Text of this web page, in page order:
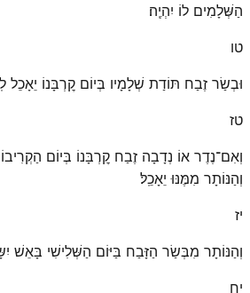
הַשְּׁלָמִים לוֹ יִהְיֶֽה׃
טו
וּבְשַׂר זֶבַח תּוֹדַת שְׁלָמָיו בְּיוֹם קׇרְבָּנוֹ יֵאָכֵל
טז
וְאִם־נֶדֶר אוֹ נְדָבָה זֶבַח קׇרְבָּנוֹ בְּיוֹם
וְהַנּוֹתָר מִמֶּנּוּ יֵאָכֵֽל׃
יז
וְהַנּוֹתָר מִבְּשַׂר הַזָּבַח בַּיּוֹם הַשְּׁלִישִׁי בָּאֵשׁ
יח